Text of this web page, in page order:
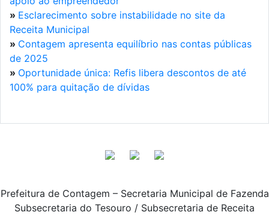
» Esclarecimento sobre instabilidade no site da
Receita Municipal
» Contagem apresenta equilíbrio nas contas públicas
de 2025
» Oportunidade única: Refis libera descontos de até
100% para quitação de dívidas
Prefeitura de Contagem – Secretaria Municipal de Fazenda
Subsecretaria do Tesouro / Subsecretaria de Receita